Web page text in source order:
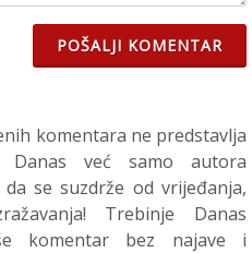
POŠALJI KOMENTAR
komentara ne predstavlja
Danas već samo autora
se suzdrže od vrijeđanja,
Trebinje Danas
komentar bez najave i